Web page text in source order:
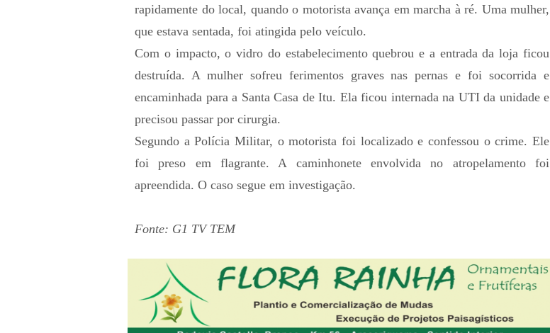
rapidamente do local, quando o motorista avança em marcha à ré. Uma mulher,
que estava sentada, foi atingida pelo veículo.
Com o impacto, o vidro do estabelecimento quebrou e a entrada da loja ficou
destruída. A mulher sofreu ferimentos graves nas pernas e foi socorrida e
encaminhada para a Santa Casa de Itu. Ela ficou internada na UTI da unidade e
precisou passar por cirurgia.
Segundo a Polícia Militar, o motorista foi localizado e confessou o crime. Ele
foi preso em flagrante. A caminhonete envolvida no atropelamento foi
apreendida. O caso segue em investigação.
Fonte: G1 TV TEM